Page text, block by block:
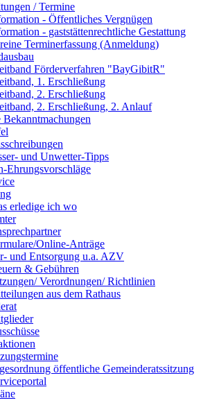
/ Termine
- Öffentliches Vergnügen
- gaststättenrechtliche Gestattung
Terminerfassung (Anmeldung)
Förderverfahren "BayGibitR"
1. Erschließung
2. Erschließung
2. Erschließung, 2. Anlauf
und Unwetter-Tipps
Ehrungsvorschläge
erledige ich wo
Online-Anträge
und Entsorgung u.a. AZV
& Gebühren
Verordnungen/ Richtlinien
aus dem Rathaus
öffentliche Gemeinderatssitzung